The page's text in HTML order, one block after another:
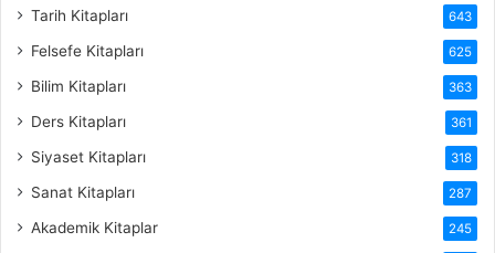
Tarih Kitapları 643
Felsefe Kitapları 625
Bilim Kitapları 363
Ders Kitapları 361
Siyaset Kitapları 318
Sanat Kitapları 287
Akademik Kitaplar 245